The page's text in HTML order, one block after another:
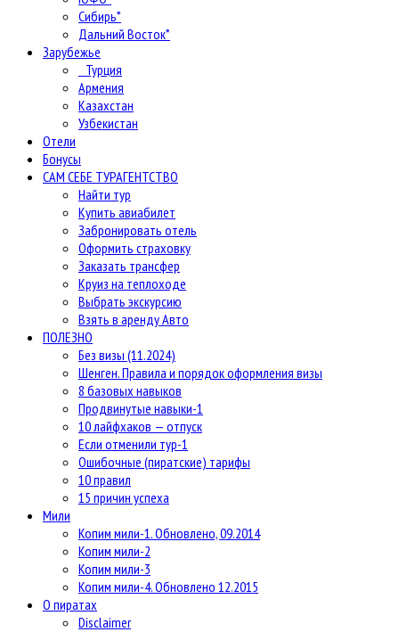
Сибирь*
Дальний Восток*
Зарубежье
Турция
Армения
Казахстан
Узбекистан
Отели
Бонусы
САМ СЕБЕ ТУРАГЕНТСТВО
Найти тур
Купить авиабилет
Забронировать отель
Оформить страховку
Заказать трансфер
Круиз на теплоходе
Выбрать экскурсию
Взять в аренду Авто
ПОЛЕЗНО
Без визы (11.2024)
Шенген. Правила и порядок оформления визы
8 базовых навыков
Продвинутые навыки-1
10 лайфхаков — отпуск
Если отменили тур-1
Ошибочные (пиратские) тарифы
10 правил
15 причин успеха
Мили
Копим мили-1. Обновлено, 09.2014
Копим мили-2
Копим мили-3
Копим мили-4. Обновлено 12.2015
О пиратах
Disclaimer